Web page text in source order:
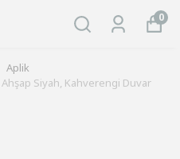
0
Aplik
Ahşap Siyah, Kahverengi Duvar